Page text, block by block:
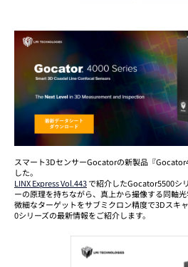
スマート3DセンサーGocatorの新製品『
した。
LINX Express Vol.443で紹介したGocator5500シ
ーの原理を持ちながら、真上から撮像する同軸
微細なターゲットをサブミクロン精度で3Dスキ
0シリーズの最新情報をご紹介します。